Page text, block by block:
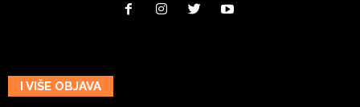
I VIŠE OBJAVA